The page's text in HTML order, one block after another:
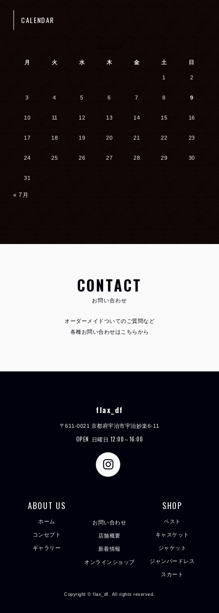
CALENDAR
月 火 水 木 金 土 日
1 2
3 4 5 6 7 8 9
10 11 12 13 14 15 16
17 18 19 20 21 22 23
24 25 26 27 28 29 30
31
« 7月
CONTACT
お問い合わせ
オーダーメイドついてのご質問など
各種お問い合わせはこちらから
flax_df
〒611-0021 京都府宇治市宇治妙楽6-11
OPEN 日曜日 12:00～16:00
ABOUT US
ホーム
コンセプト
ギャラリー
お問い合わせ
店舗概要
新着情報
オンラインショップ
SHOP
ベスト
キャスケット
ジャケット
ジャンパードレス
スカート
Copyright © flax_df. All rights reserved.